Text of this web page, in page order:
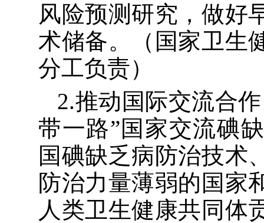
风险预测研究，做好
术储备。（国家卫生
分工负责）
2.推动国际交流合作
带一路”国家交流碘
国碘缺乏病防治技术
防治力量薄弱的国家
人类卫生健康共同体